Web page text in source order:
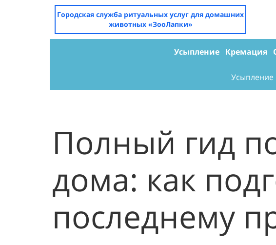
Городская служба ритуальных услуг для домашних
животных «ЗооЛапки»
Усыпление Кремация
Усыпление
Полный гид
дома: как
последнему